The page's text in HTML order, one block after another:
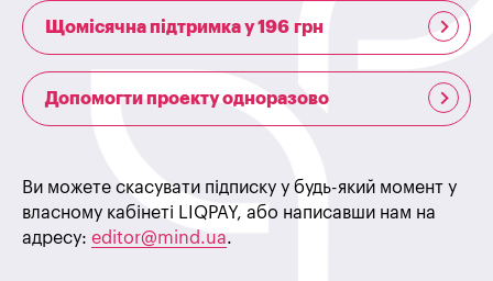
Щомісячна підтримка у 196 грн
Допомогти проекту одноразово
Ви можете скасувати підписку у будь-який момент у
власному кабінеті LIQPAY, або написавши нам на
адресу: editor@mind.ua.